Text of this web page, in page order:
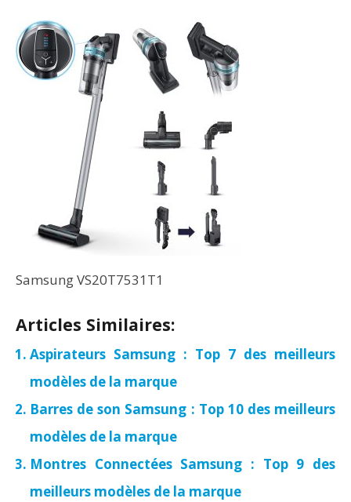
Samsung VS20T7531T1
Articles Similaires:
Aspirateurs Samsung : Top 7 des meilleurs
modèles de la marque
Barres de son Samsung : Top 10 des meilleurs
modèles de la marque
Montres Connectées Samsung : Top 9 des
meilleurs modèles de la marque